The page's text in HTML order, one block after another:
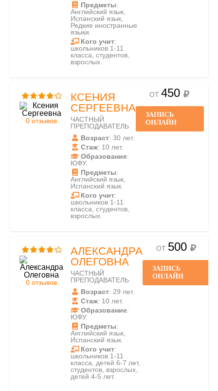
Предметы:
Английский язык,
Испанский язык,
Редкие иностранные
языки.
Кого учит:
школьников 1-11
класса, студентов,
взрослых.
0 отзывов
КСЕНИЯ
СЕРГЕЕВНА
ЧАСТНЫЙ
ПРЕПОДАВАТЕЛЬ
Возраст: 30 лет.
Стаж: 10 лет.
Образование:
ЮФУ.
Предметы:
Английский язык,
Испанский язык.
Кого учит:
школьников 1-11
класса, студентов,
взрослых.
ОТ 450
ЗАПИСЬ
ОНЛАЙН
0 отзывов
АЛЕКСАНДРА
ОЛЕГОВНА
ЧАСТНЫЙ
ПРЕПОДАВАТЕЛЬ
Возраст: 29 лет.
Стаж: 10 лет.
Образование:
ЮФУ.
Предметы:
Английский язык,
Испанский язык.
Кого учит:
школьников 1-11
класса, детей 6-7 лет,
студентов, взрослых,
детей 4-5 лет.
ОТ 500
ЗАПИСЬ
ОНЛАЙН